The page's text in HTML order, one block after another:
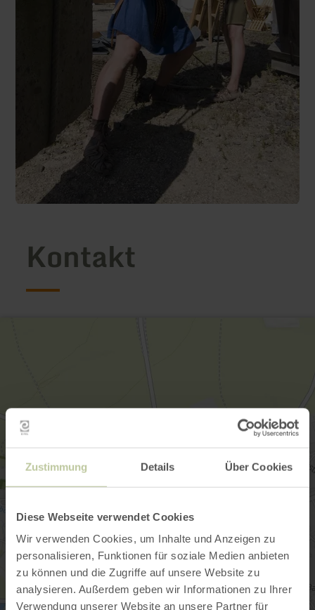
Zustimmung Details Über Cookies
Diese Webseite verwendet Cookies
Wir verwenden Cookies, um Inhalte und Anzeigen zu
personalisieren, Funktionen für soziale Medien anbieten
zu können und die Zugriffe auf unsere Website zu
analysieren. Außerdem geben wir Informationen zu Ihrer
Verwendung unserer Website an unsere Partner für
Kontakt